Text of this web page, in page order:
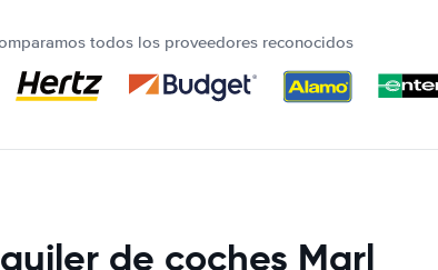
todos los proveedores reconocidos
de coches Marl